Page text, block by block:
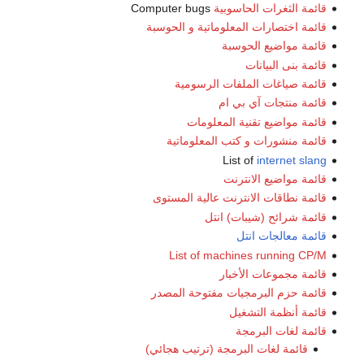
قائمة الثغرات الحاسوبية Computer bugs
قائمة اختصارات المعلوماتية و الحوسبة
قائمة مواضيع الحوسبة
قائمة بنى البيانات
قائمة صياغات الملفات الرسومية
قائمة منتجات آي بي ام
قائمة مواضيع تقنية المعلومات
قائمة منشورات و كتب المعلوماتية
List of internet slang
قائمة مواضيع الانترنت
قائمة نطاقات الانترنت عالية المستوى
قائمة شرائح (شيبات) انتل
قائمة معالجات انتل
List of machines running CP/M
قائمة مجموعات الأخبار
قائمة حزم البرمجيات مفتوحة المصدر
قائمة أنظمة التشغيل
قائمة لغات البرمجة
قائمة لغات البرمجة (ترتيب هجائي)